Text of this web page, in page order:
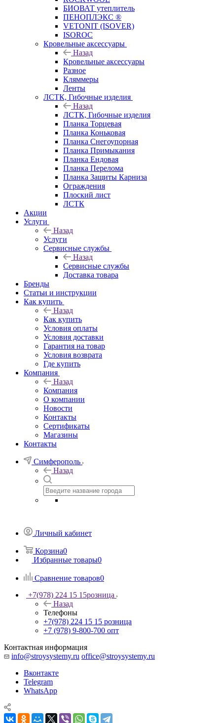
БИОВАТ утеплитель
ПЕНОПЛЭКС ®
VETONIT (ISOVER)
ISOROC
Кровельные аксессуары
Назад
Кровельные аксессуары
Разное
Кляммеры
Ленты
ЛСТК, Гибочные изделия
Назад
ЛСТК, Гибочные изделия
Планка Торцевая
Планка Коньковая
Планка Снегоупорная
Планка Примыкания
Планка Ендовая
Планка Перелома
Планка Защиты Карниза
Ограждения
Плоский лист
ЛСТК
Акции
Услуги
Назад
Услуги
Сервисные службы
Назад
Сервисные службы
Доставка товара
Бренды
Статьи и инструкции
Как купить
Назад
Как купить
Условия оплаты
Условия доставки
Гарантия на товар
Условия возврата
Где купить
Компания
Назад
Компания
О компании
Новости
Контакты
Сертификаты
Магазины
Контакты
Симферополь
Назад
Личный кабинет
Корзина0
Избранные товары0
Сравнение товаров0
+7(978) 224 15 15розница
Назад
Телефоны
+7(978) 224 15 15 розница
+7 (978) 9-800-700 опт
Контактная информация
info@stroysystemy.ru office@stroysystemy.ru
Вконтакте
Telegram
WhatsApp